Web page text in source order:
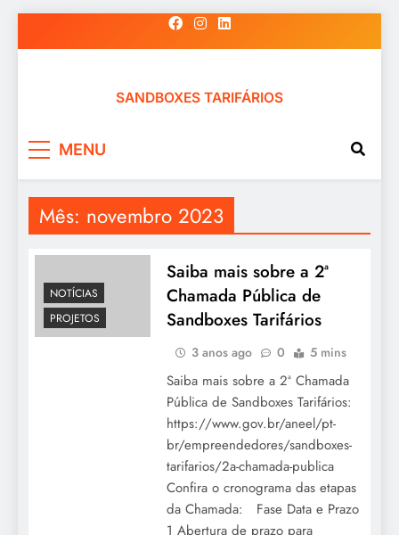
to
SANDBOXES TARIFÁRIOS
MENU
Mês: novembro 2023
NOTÍCIAS
PROJETOS
Saiba mais sobre a 2ª
Chamada Pública de
Sandboxes Tarifários
3 anos ago 0 5 mins
Saiba mais sobre a 2ª Chamada
Pública de Sandboxes Tarifários:
https://www.gov.br/aneel/pt-
br/empreendedores/sandboxes-
tarifarios/2a-chamada-publica
Confira o cronograma das etapas
da Chamada: Fase Data e Prazo
1 Abertura de prazo para